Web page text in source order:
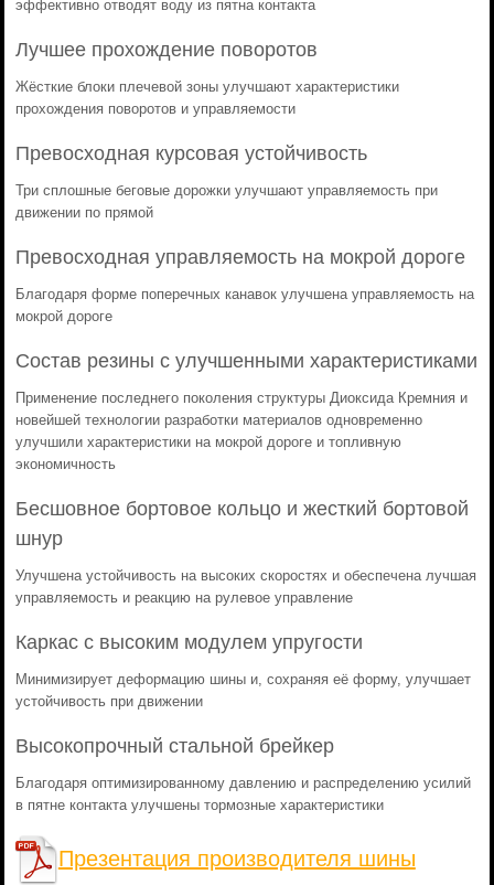
эффективно отводят воду из пятна контакта
Лучшее прохождение поворотов
Жёсткие блоки плечевой зоны улучшают характеристики
прохождения поворотов и управляемости
Превосходная курсовая устойчивость
Три сплошные беговые дорожки улучшают управляемость при
движении по прямой
Превосходная управляемость на мокрой дороге
Благодаря форме поперечных канавок улучшена управляемость на
мокрой дороге
Состав резины с улучшенными характеристиками
Применение последнего поколения структуры Диоксида Кремния и
новейшей технологии разработки материалов одновременно
улучшили характеристики на мокрой дороге и топливную
экономичность
Бесшовное бортовое кольцо и жесткий бортовой
шнур
Улучшена устойчивость на высоких скоростях и обеспечена лучшая
управляемость и реакцию на рулевое управление
Каркас с высоким модулем упругости
Минимизирует деформацию шины и, сохраняя её форму, улучшает
устойчивость при движении
Высокопрочный стальной брейкер
Благодаря оптимизированному давлению и распределению усилий
в пятне контакта улучшены тормозные характеристики
Презентация производителя шины